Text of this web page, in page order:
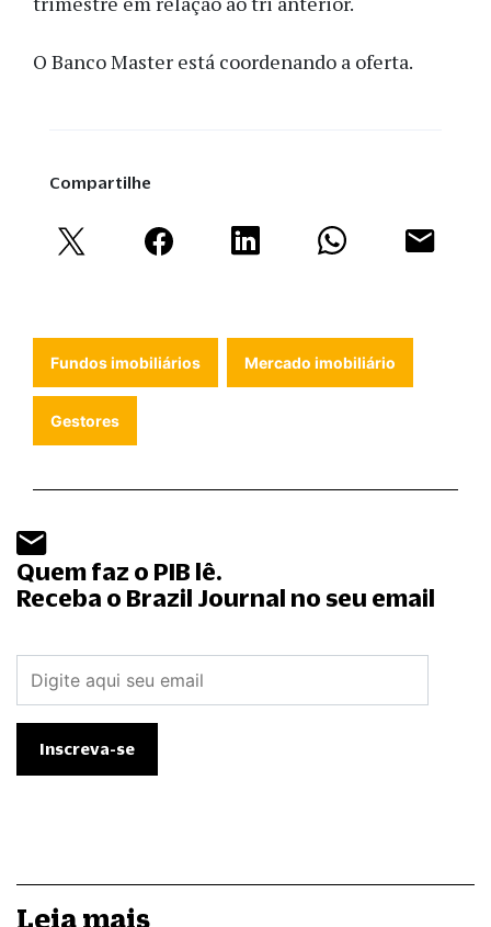
O Banco Master está coordenando a oferta.
Compartilhe
Fundos imobiliários Mercado imobiliário
Gestores
Quem faz o PIB lê.
Receba o Brazil Journal no seu email
Leia mais